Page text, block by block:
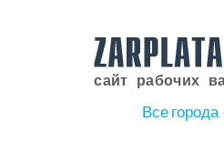
Все города